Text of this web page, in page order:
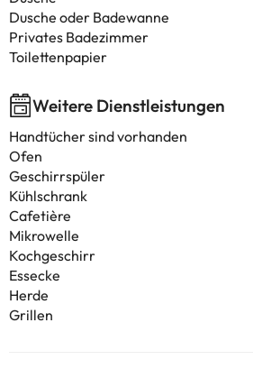
Dusche oder Badewanne
Privates Badezimmer
Toilettenpapier
Weitere Dienstleistungen
Handtücher sind vorhanden
Ofen
Geschirrspüler
Kühlschrank
Cafetière
Mikrowelle
Kochgeschirr
Essecke
Herde
Grillen